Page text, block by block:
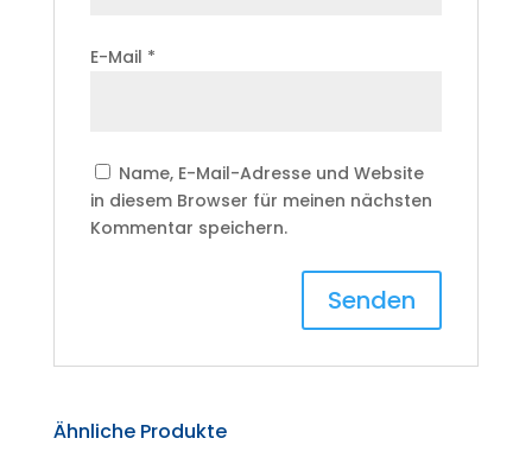
E-Mail *
Name, E-Mail-Adresse und Website
in diesem Browser für meinen nächsten
Kommentar speichern.
Ähnliche Produkte